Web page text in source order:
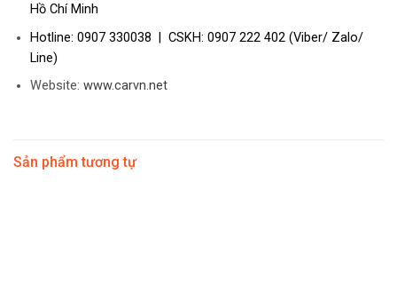
Hồ Chí Minh
Hotline: 0907 330038 | CSKH: 0907 222 402 (Viber/ Zalo/
Line)
Website: www.carvn.net
Sản phẩm tương tự